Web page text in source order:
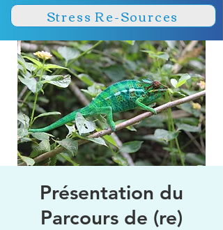
Stress Re-Sources
Présentation du
Parcours de (re)